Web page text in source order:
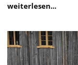
weiterlesen...